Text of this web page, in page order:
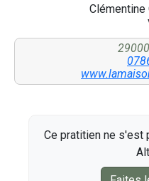
Clémentine
Ce pratitien ne s'est